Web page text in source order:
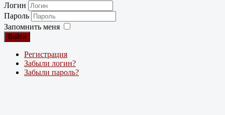
Логин
Пароль
Запомнить меня
Войти
Регистрация
Забыли логин?
Забыли пароль?